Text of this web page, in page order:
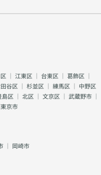
｜ 江東区 ｜ 台東区 ｜ 葛飾区 ｜
谷区 ｜ 杉並区 ｜ 練馬区 ｜ 中野区
島区 ｜ 北区 ｜ 文京区 ｜ 武蔵野市 ｜
京市
｜ 岡崎市